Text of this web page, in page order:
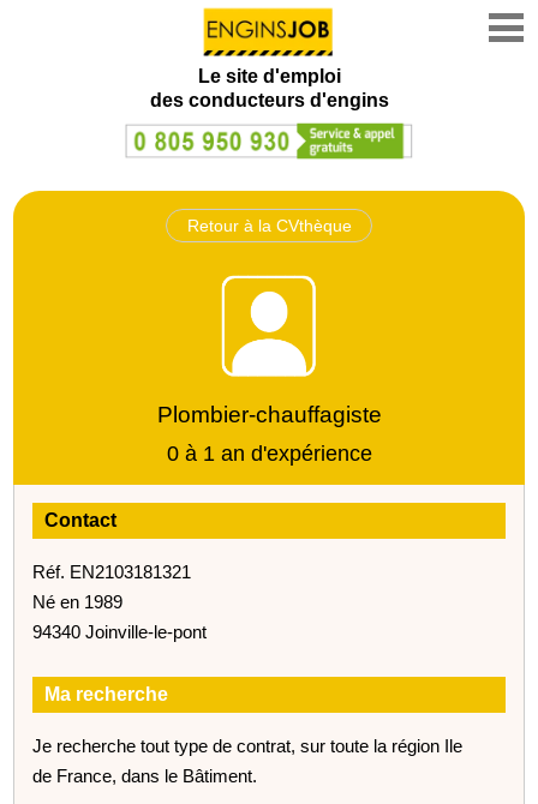
Le site d'emploi
des conducteurs d'engins
Retour à la CVthèque
Plombier-chauffagiste
0 à 1 an d'expérience
Contact
Réf. EN2103181321
Né en 1989
94340 Joinville-le-pont
Ma recherche
Je recherche tout type de contrat, sur toute la région Ile
de France, dans le Bâtiment.